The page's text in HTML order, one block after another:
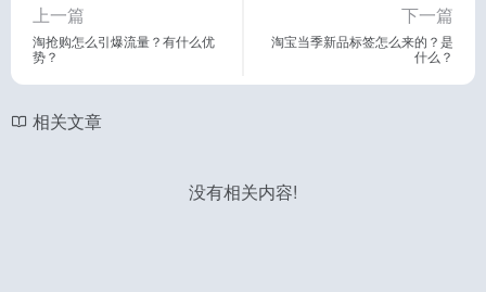
上一篇
淘抢购怎么引爆流量？有什么优
势？
下一篇
淘宝当季新品标签怎么来的？是
什么？
相关文章
没有相关内容!